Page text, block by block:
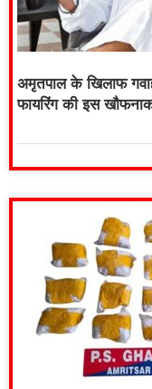
अमृतपाल के खिलाफ
फायरिंग की इस